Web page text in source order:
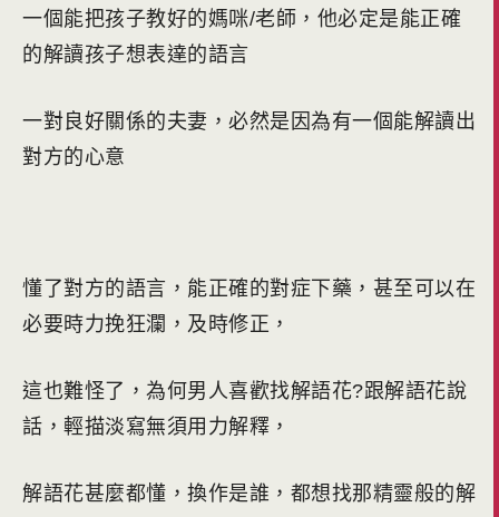
一個能把孩子教好的媽咪/老師，他必定是能正確
的解讀孩子想表達的語言
一對良好關係的夫妻，必然是因為有一個能解讀出
對方的心意
懂了對方的語言，能正確的對症下藥，甚至可以在
必要時力挽狂瀾，及時修正，
這也難怪了，為何男人喜歡找解語花?跟解語花說
話，輕描淡寫無須用力解釋，
解語花甚麼都懂，換作是誰，都想找那精靈般的解